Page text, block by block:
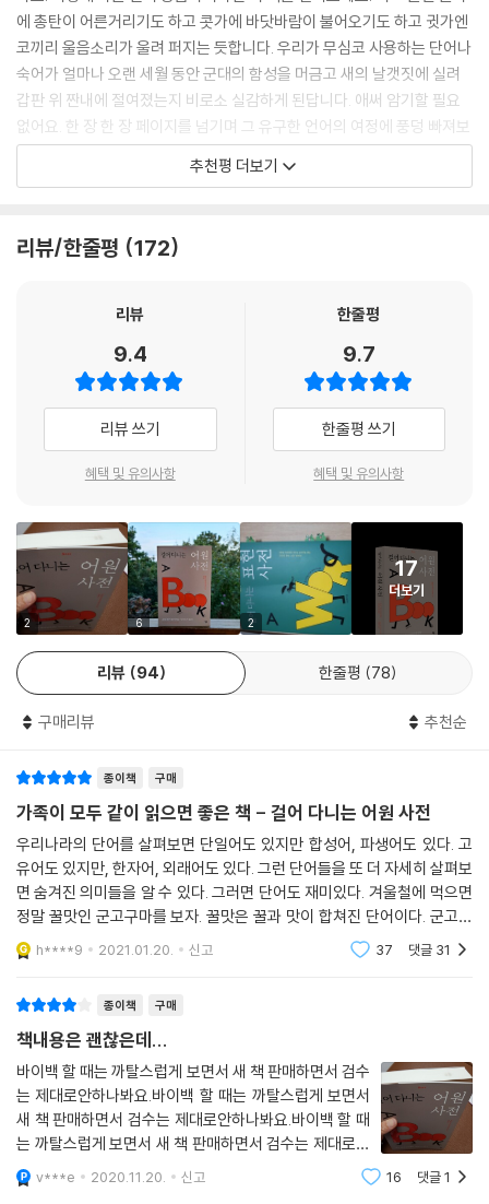
양털 Wool
칠면조 Turkey
굴욕적인 음식 Insulting Foods
민간어원 Folk Etymology
세계의 나비 Butterflies of the World
나비 놓아주기와 정신분석 Psychoanalysis and the Release of the
시의적절한 이름의 사나이 Thomas Crapper
유기농, 범죄조직, 오르간 Organic, Organised, Organs
축약 Clipping
버펄로 Buffalo
환의법 Antanaclasis
중국 China
우연의 일치와 규칙적 패턴 Coincidences and Patterns
미개한 외국인들 Beastly Foreigners
멸칭 Pejoratives
노예의 인사 Ciao Slave-driver
할 일 많은 로봇 Robots
해고 머신 터미네이터 Terminators and Prejudice
별과 운명 Terminators and Equators
평등한 나라 에콰도르 Equality in Ecuador
보기맨 Bogeys
허풍선이 남작의 컴퓨터 Von Munchausen’s Computer
헤로인 Heroin
드 퀸시와 셸리 Morphing De Quincey and Shelley
애주가와 애국가 Star-Spangled Drinking Songs
거북이와 가오리 Torpedoes and Turtles
제독의 활약 From Mount Vernon to Portobello Road with a Hang
over
샴페인 캠페인 챔피언 The Scampering Champion of the Champa
gne Campaign
모욕적인 이름들 Insulting Names
피터 팬 Peter Pan
입소문 통신망 Herbaceous Communication
구르는 돌 Papa Was a Saxum Volutum
새가 된 돌 Flying Peters
아메리고 베스푸치가 남긴 세 가지 Venezuela and Venus and Venice
--- p.75
지그문트 프로이트도 빈의 서재에 앉아 뭔가의 이름을 골똑히 고민했습니
다. 그러다가 문득 영혼의 여신이자 신비로운 나비, 프시케(pasyche)를
떠올렸습니다. 그리고 결정했습니다. 그래, 이건 ‘영혼을 분석’하는 일이니
psychoanalysis라고 하자. analysis는 그리스어로 ‘풀어주기, 놓아주
기’라는 뜻이었습니다.
그래서 바이엘사 홍보팀 직원들은 머리를 굴렸습니다. 디아세틸모르핀을
습니다. 마치 ‘영웅(hero)’이 된 기분이라고 했습니다. 홍보팀은 신약의 이
름을 ‘헤로인(heroin)’이라 하기로 했고, 이름 덕분인지 약은 잘 팔려나갔
--- p.166
어원상 에스프레소가 급행이라면, 카푸치노(Cappuccino)는 모자입니
돈은 괴물이나 마찬가지입니다. 적어도 어원적으로는 그렇습니다. 둘 다
라틴어 ‘monere(‘모네레’)’에서 유래했거든요. 둘의 연관성은 비록 우연
에서 비롯되었지만, 그래도 의미심장합니다. monere는 라틴어로 ‘경고
하다’를 뜻했습니다. 그래서 지금도 premonition은 ‘사전 경고’, 더 나아
가 ‘불길한 예감’을 뜻하지요.
--- p.354
주택담보대출, 즉 모기지(mortgage)를 한 번이라도 이용해봤다면 mor
혹시 mortuary(영안실)를 담보로 잡았다면 그 말이 더 생생하게 와닿긴
하겠지만요. mort란 죽음이니, 인간은 죽음을 향해 다가가는 mortal한
존재이고, 이 세상에서 확실한 건 죽음과 모기지 대출밖에 없습니다.
--- p.357
를 설명합니다. 표현들을 다양한 범주로 분류했습니다. 여러분은 이제 갖
묘하면서도 경이롭고 별나고도 흥미롭습니다. 때로는 말 그대로 믿기지 않
을 수도 있습니다.
--- p.11
당시 미국의 많은 주에서는 도박이 불법이라 경찰의 급습으로 도박이 중단
되면 사람들은 갖은 짓을 다 해서라도 주사위를 숨겼습니다. 주사위를 증
거로 제시하지 못하면 법원이 불법 도박 관련 소송을 기각했거든요. 주사
포사이스 앞에서는 같은 처지다. 놀라고, 깨닫고, 희열을 느낀다. 누구나 호
기심만 있으면 이 여행에 동참할 수 있다. 예측할 수 없는, 놀라운 이야기로
가득한, 꼬리에 꼬리를 물며 이어지는 이 이야기의 대장정에 동참해보라.
여러분이 가장 좋아하는 물건부터 시작해보자. ‘책(book)’은 영어에서 아
주 희한한 물건이다. 그럼, 놀랄 준비가 되었는가?
꼬리에 꼬리를 무는 지식의 향연
깃든 역사, 문화, 종교, 과학, 언어학 등 풍부한 인문학적 이야기를 들려준
기존에 알고 있던 지식을 언어를 이용해 조금씩 비틀어 본다. 가령 mating
(짝짓기)은 원래 ‘meat를 나눠 먹는 것’이었고, 옛날에 meat는 고기뿐만
아니라 모든 종류의 음식을 뜻했다. 그런가 하면 companion(동료)도 ‘빵
을 나눠 먹는 사람’이라는 뜻인데, 라틴어로 빵은 ‘panis’였기 때문이다. 프
로이트는 모든 것이 성(性)과 얽혀 있다고 말했지만 언어학자들은 성이 음
식과 연관되어 있다는 사실을 오래전부터 알고 있었다. 그렇다면 프로이트
가 만든 정신분석(Psychoanalysis)은 어디에서 왔을까? 이야기는 영혼
이렇게 꼬리에 꼬리를 물며 앞으로 나아가는 어원 이야기, 그 시작과 끝은
어디일까? 부담 없이 한 주제씩 따라가며 읽기만 해도 인문학적 지식이 자
연스레 쌓인다. 영어가 느는 것은 덤이다. 어원은 우리의 감정과 생각을 표
현하는 언어에 대한 이야기이면서 인간의 특성을 엿볼 수 있는 작은 거울
이다. 역사가 인간 존재에 대해 묻는다면, 어원은 인간 존재에 대해 대답하
는 듯하다. 놀랍고, 유쾌하고, 가끔은 한심한, 그래서 모든 이야기가 신비
한 어원의 세계에 초대한다. 조심하라. 아주 중독성 있다.
재미있게 읽기만 해도 자라는 언어 감각
언어 감각이 있는 사람이 언어를 잘한다. 언어 감각은 모국어든 외국어든
그 언어의 기원부터 현재의 쓰임까지 흐름을 잘 포착하고, 그래서 섬세하
게 사용하고, 다른 지적 활동을 더 정확히 해내게 하는 힘이다. 가끔 웃길
줄도 알면 금상첨화겠다. 어원을 알면 언어 감각이 생긴다. 저자 마크 포사
이스는 어린 시절 『옥스퍼드 영어 사전』을 선물 받은 이후 언어의 세계에
깊이 빠져 어원 탐구에 천착했다. 그가 바라보는 언어의 세계는 우리가 매
또 하나의 생명처럼 바라보며, 말 속에 있는 숨겨진 가능성에 대해 생각한
다. 너무 자주, 쉽게 쓰여 이제는 아무런 감흥 없는 말들도 그의 설명을 만
나면 새로운 활력을 얻는 듯하다. 이 낯설고 재미있는 여행을 하다 보면 언
어의 감각이 깨어난다. 다 읽고 나면 모르는 단어를 보고 뜻을 직감할 수 있
게 되는 힘이 생긴다. 우리가 알고 있는 영어의 놀라운 시작들. 시작점을 알
면 영어에 대한 이해가 두세 배는 가뿐히 커질 것이다. 어원에 대한 갈증을
느끼는 사람들에게 권한다.
에 총탄이 어른거리기도 하고 콧가에 바닷바람이 불어오기도 하고 귓가엔
코끼리 울음소리가 울려 퍼지는 듯합니다. 우리가 무심코 사용하는 단어나
숙어가 얼마나 오랜 세월 동안 군대의 함성을 머금고 새의 날갯짓에 실려
갑판 위 짠내에 절여졌는지 비로소 실감하게 된답니다. 애써 암기할 필요
없어요. 한 장 한 장 페이지를 넘기며 그 유구한 언어의 여정에 풍덩 빠져보
세요.
- 안현모 (방송인, 국제회의통역사)
추천평 더보기
리뷰/한줄평 172
리뷰
9.4
리뷰 쓰기
혜택 및 유의사항
한줄평
9.7
한줄평 쓰기
혜택 및 유의사항
2 6 2
17
더보기
리뷰 94 한줄평 78
구매리뷰 추천순
종이책 구매
가족이 모두 같이 읽으면 좋은 책 - 걸어 다니는 어원 사전
우리나라의 단어를 살펴보면 단일어도 있지만 합성어, 파생어도 있다. 고
유어도 있지만, 한자어, 외래어도 있다. 그런 단어들을 또 더 자세히 살펴보
면 숨겨진 의미들을 알 수 있다. 그러면 단어도 재미있다. 겨울철에 먹으면
정말 꿀맛인 군고구마를 보자. 꿀맛은 꿀과 맛이 합쳐진 단어이다. 군고구
마는 불에 구운 고구마라는 뜻으로 구워 익힌 고구마이다. 사자성어의 경
우
h****9 2021.01.20. 신고 37 댓글 31
종이책 구매
책내용은 괜찮은데...
바이백 할 때는 까탈스럽게 보면서 새 책 판매하면서 검수
는 제대로안하나봐요.바이백 할 때는 까탈스럽게 보면서
새 책 판매하면서 검수는 제대로안하나봐요.바이백 할 때
는 까탈스럽게 보면서 새 책 판매하면서 검수는 제대로안
하나봐요.바이백 할 때는 까탈스럽게 보면서 새 책 판매하
면서 검수는 제대로안하나봐요.바이백 할 때는 까탈스럽
v***e 2020.11.20. 신고 16 댓글1